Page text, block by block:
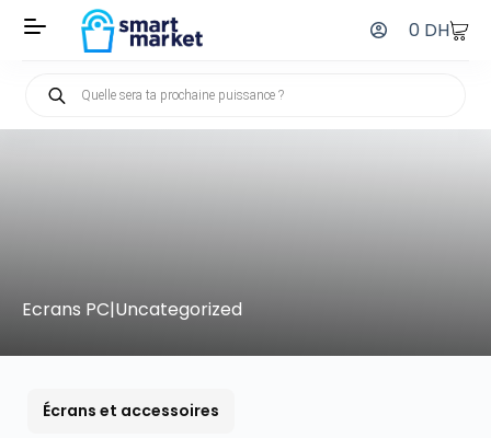
0 DH
Ecrans PC|Uncategorized
Écrans et accessoires